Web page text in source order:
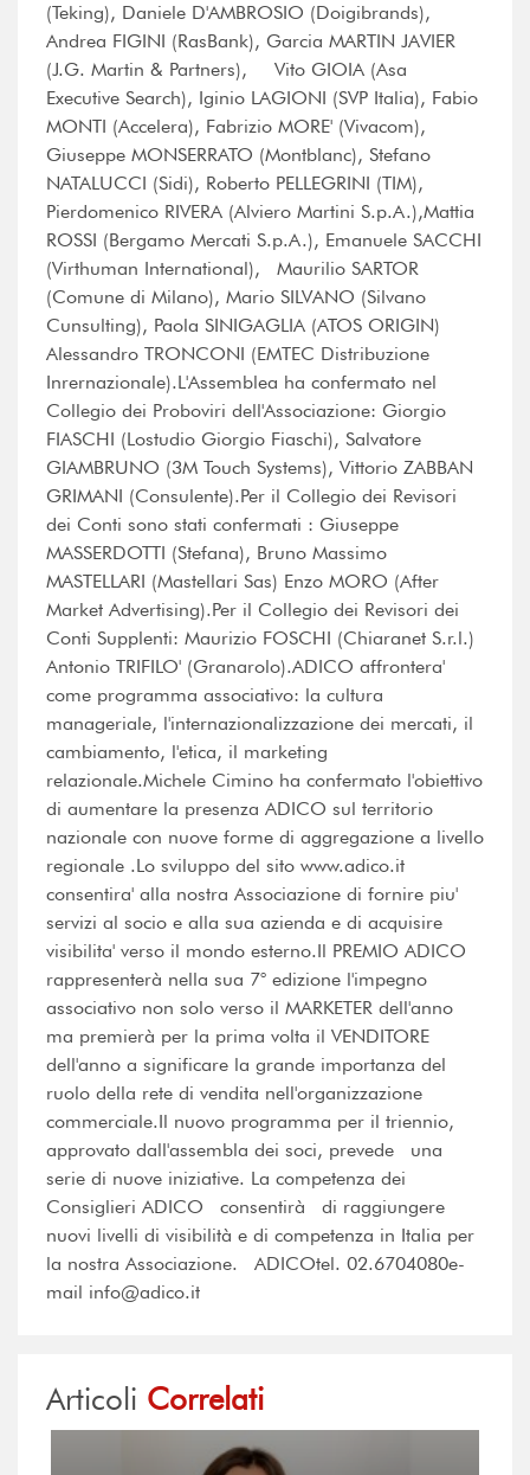
(Teking), Daniele D'AMBROSIO (Doigibrands),
Andrea FIGINI (RasBank), Garcia MARTIN JAVIER
(J.G. Martin & Partners), Vito GIOIA (Asa
Executive Search), Iginio LAGIONI (SVP Italia), Fabio
MONTI (Accelera), Fabrizio MORE' (Vivacom),
Giuseppe MONSERRATO (Montblanc), Stefano
NATALUCCI (Sidi), Roberto PELLEGRINI (TIM),
Pierdomenico RIVERA (Alviero Martini S.p.A.),Mattia
ROSSI (Bergamo Mercati S.p.A.), Emanuele SACCHI
(Virthuman International), Maurilio SARTOR
(Comune di Milano), Mario SILVANO (Silvano
Cunsulting), Paola SINIGAGLIA (ATOS ORIGIN)
Alessandro TRONCONI (EMTEC Distribuzione
Inrernazionale).L'Assemblea ha confermato nel
Collegio dei Proboviri dell'Associazione: Giorgio
FIASCHI (Lostudio Giorgio Fiaschi), Salvatore
GIAMBRUNO (3M Touch Systems), Vittorio ZABBAN
GRIMANI (Consulente).Per il Collegio dei Revisori
dei Conti sono stati confermati : Giuseppe
MASSERDOTTI (Stefana), Bruno Massimo
MASTELLARI (Mastellari Sas) Enzo MORO (After
Market Advertising).Per il Collegio dei Revisori dei
Conti Supplenti: Maurizio FOSCHI (Chiaranet S.r.l.)
Antonio TRIFILO' (Granarolo).ADICO affrontera'
come programma associativo: la cultura
manageriale, l'internazionalizzazione dei mercati, il
cambiamento, l'etica, il marketing
relazionale.Michele Cimino ha confermato l'obiettivo
di aumentare la presenza ADICO sul territorio
nazionale con nuove forme di aggregazione a livello
regionale .Lo sviluppo del sito www.adico.it
consentira' alla nostra Associazione di fornire piu'
servizi al socio e alla sua azienda e di acquisire
visibilita' verso il mondo esterno.Il PREMIO ADICO
rappresenterà nella sua 7° edizione l'impegno
associativo non solo verso il MARKETER dell'anno
ma premierà per la prima volta il VENDITORE
dell'anno a significare la grande importanza del
ruolo della rete di vendita nell'organizzazione
commerciale.Il nuovo programma per il triennio,
approvato dall'assembla dei soci, prevede una
serie di nuove iniziative. La competenza dei
Consiglieri ADICO consentirà di raggiungere
nuovi livelli di visibilità e di competenza in Italia per
la nostra Associazione. ADICOtel. 02.6704080e-
mail info@adico.it
Articoli Correlati